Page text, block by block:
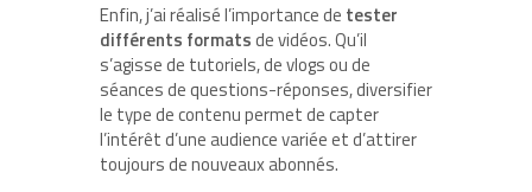
Enfin, j’ai réalisé l’importance de tester
différents formatsde vidéos. Qu’il
s’agisse de tutoriels, de vlogs ou de
séances de questions-réponses, diversifier
le type de contenu permet de capter
l’intérêt d’une audience variée et d’attirer
toujours de nouveaux abonnés.